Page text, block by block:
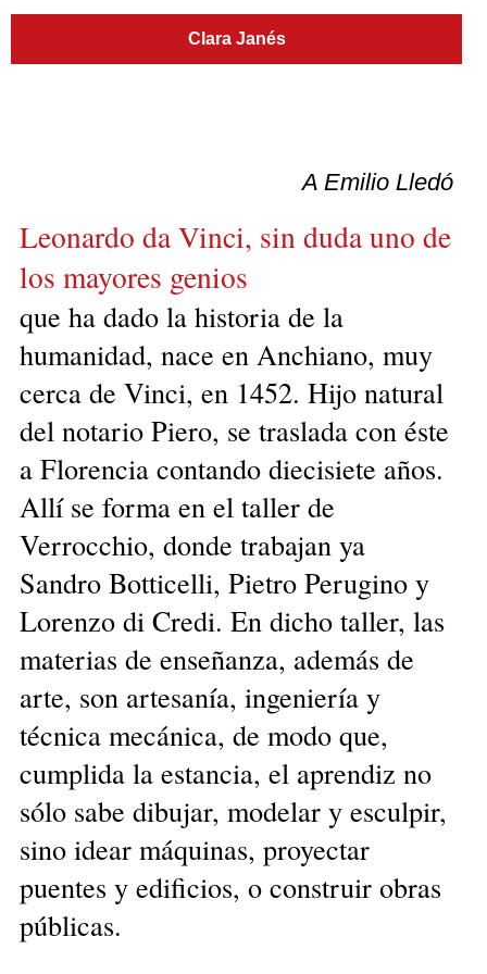
Clara Janés
A Emilio Lledó
Leonardo da Vinci, sin duda uno de
los mayores genios
que ha dado la historia de la
humanidad, nace en Anchiano, muy
cerca de Vinci, en 1452. Hijo natural
del notario Piero, se traslada con éste
a Florencia contando diecisiete años.
Allí se forma en el taller de
Verrocchio, donde trabajan ya
Sandro Botticelli, Pietro Perugino y
Lorenzo di Credi. En dicho taller, las
materias de enseñanza, además de
arte, son artesanía, ingeniería y
técnica mecánica, de modo que,
cumplida la estancia, el aprendiz no
sólo sabe dibujar, modelar y esculpir,
sino idear máquinas, proyectar
puentes y edificios, o construir obras
públicas.